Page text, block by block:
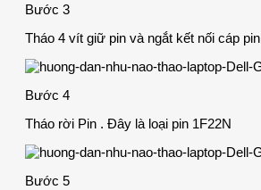
Bước 3
Tháo 4 vít giữ pin và ngắt kết nối cáp pin
Bước 4
Tháo rời Pin . Đây là loại pin 1F22N
Bước 5